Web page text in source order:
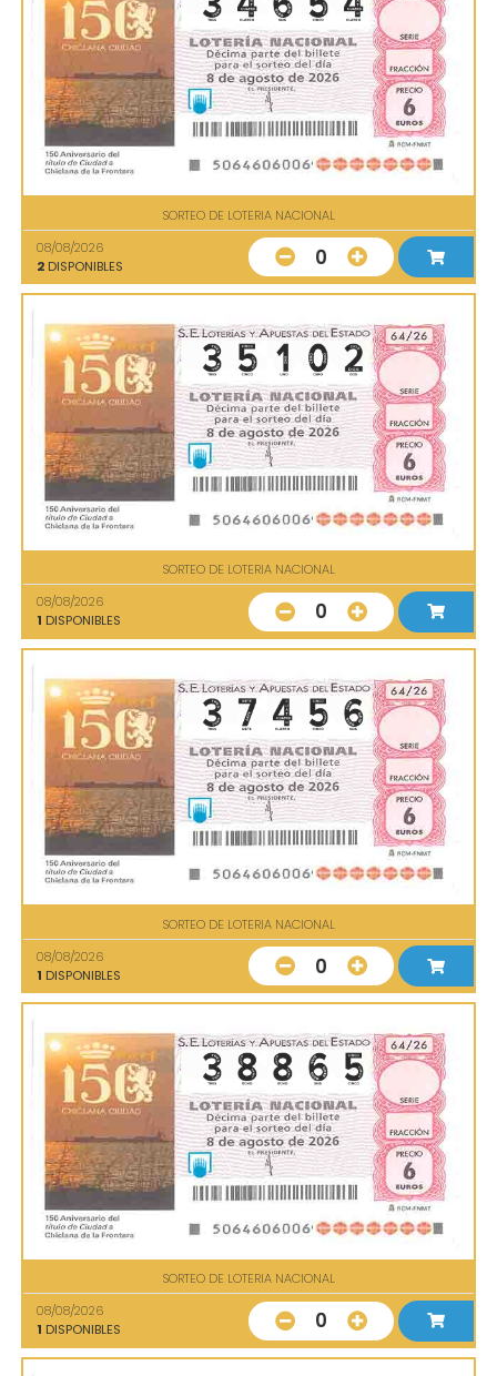
SORTEO DE LOTERIA NACIONAL
08/08/2026
2 DISPONIBLES 0
SORTEO DE LOTERIA NACIONAL
08/08/2026
1 DISPONIBLES 0
SORTEO DE LOTERIA NACIONAL
08/08/2026
1 DISPONIBLES 0
SORTEO DE LOTERIA NACIONAL
08/08/2026
1 DISPONIBLES 0